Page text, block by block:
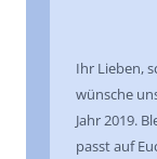
Ihr Lieben,
wünsche
Jahr 2019.
passt auf